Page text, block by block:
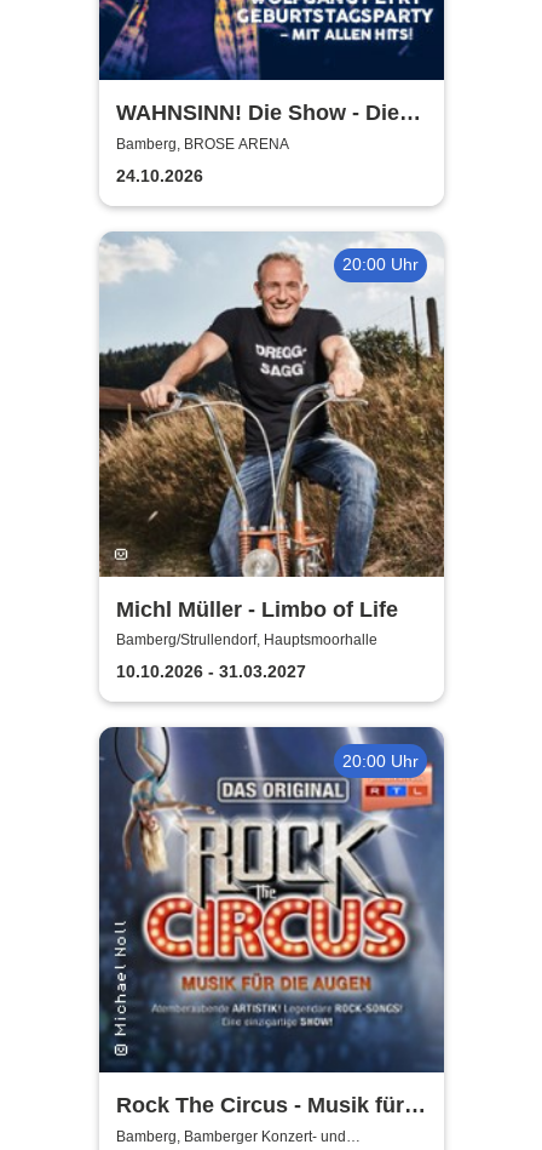
WAHNSINN! Die Show - Die
beste Wolfgang Petry Party
geht weiter - Tour 2026
Bamberg, BROSE ARENA
24.10.2026
20:00 Uhr
Michl Müller - Limbo of Life
Bamberg/Strullendorf, Hauptsmoorhalle
10.10.2026 - 31.03.2027
20:00 Uhr
Rock The Circus - Musik für
die Augen
Bamberg, Bamberger Konzert- und